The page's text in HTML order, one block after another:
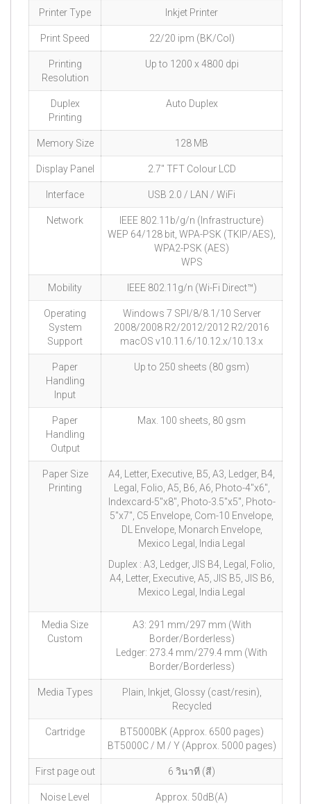
Printer Type Inkjet Printer
Print Speed 22/20 ipm (BK/Col)
Printing
Resolution
Up to 1200 x 4800 dpi
Duplex
Printing
Auto Duplex
Memory Size 128 MB
Display Panel 2.7″ TFT Colour LCD
Interface USB 2.0 / LAN / WiFi
Network
IEEE 802.11b/g/n (Infrastructure)
WEP 64/128 bit, WPA-PSK (TKIP/AES),
WPA2-PSK (AES)
WPS
Mobility IEEE 802.11g/n (Wi-Fi Direct™)
Operating
System
Support
Windows 7 SPI/8/8.1/10 Server
2008/2008 R2/2012/2012 R2/2016
macOS v10.11.6/10.12.x/10.13.x
Paper
Handling
Input
Up to 250 sheets (80 gsm)
Paper
Handling
Output
Max. 100 sheets, 80 gsm
Paper Size
Printing
A4, Letter, Executive, B5, A3, Ledger, B4,
Legal, Folio, A5, B6, A6, Photo-4″x6″,
Indexcard-5″x8″, Photo-3.5″x5″, Photo-
5″x7″, C5 Envelope, Com-10 Envelope,
DL Envelope, Monarch Envelope,
Mexico Legal, India Legal
Duplex : A3, Ledger, JIS B4, Legal, Folio,
A4, Letter, Executive, A5, JIS B5, JIS B6,
Mexico Legal, India Legal
Media Size
Custom
A3: 291 mm/297 mm (With
Border/Borderless)
Ledger: 273.4 mm/279.4 mm (With
Border/Borderless)
Media Types
Plain, Inkjet, Glossy (cast/resin),
Recycled
Cartridge
BT5000BK (Approx. 6500 pages)
BT5000C / M / Y (Approx. 5000 pages)
First page out 6 วินาที (สี)
Noise Level Approx. 50dB(A)